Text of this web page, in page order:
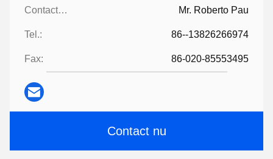
Contacten: Mr. Roberto Pau
Tel.: 86--13826266974
Fax: 86-020-85553495
Contact nu